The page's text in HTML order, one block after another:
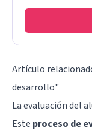
Artículo
desarrollo"
La evaluación del
Este proceso de